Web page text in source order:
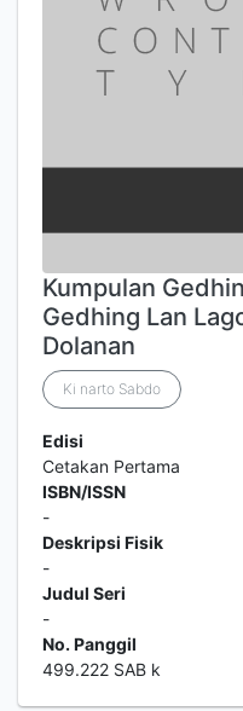
Kumpulan
Gedhing Lan
Dolanan
Ki narto Sabdo
Edisi
Cetakan Pertama
ISBN/ISSN
-
Deskripsi Fisik
-
Judul Seri
-
No. Panggil
499.222 SAB k